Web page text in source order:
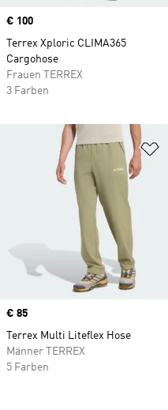
Price
€ 100
Terrex Xploric CLIMA365
Cargohose
Frauen TERREX
3 Farben
Price
€ 85
Terrex Multi Liteflex Hose
Männer TERREX
5 Farben